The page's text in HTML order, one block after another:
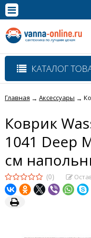
Полная версия сайта
КАТАЛОГ
Главная → Аксессуары →
Коврик
1041 Deep
см
(0)